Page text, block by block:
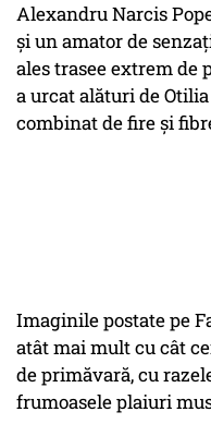
Alexandru Narcis
și un amator de
ales trasee extrem de
a urcat alături de
combinat de fire și
Imaginile postate pe
atât mai mult cu cât
de primăvară, cu
frumoasele plaiuri